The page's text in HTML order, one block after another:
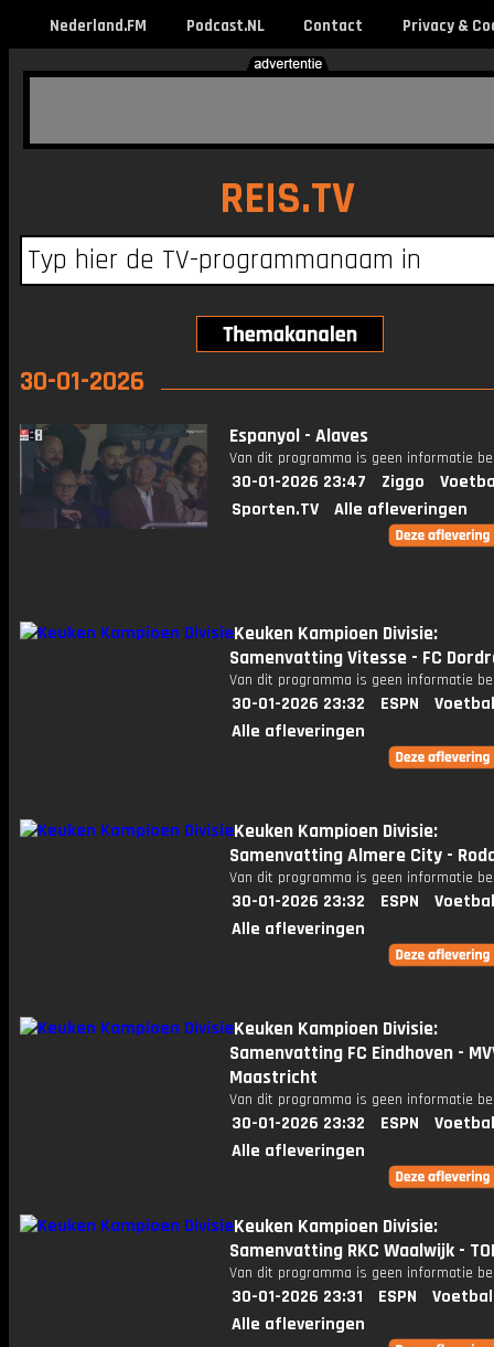
Nederland.FM Podcast.NL Contact Privacy &
REIS.TV
30-01-2026
Espanyol - Alaves
Van dit programma is geen informatie
30-01-2026 23:47 Ziggo
Sporten.TV
Alle afleveringen
Keuken Kampioen Divisie:
Samenvatting Vitesse - FC
Van dit programma is geen informatie
30-01-2026 23:32 ESPN
Alle afleveringen
Keuken Kampioen Divisie:
Samenvatting Almere City -
Van dit programma is geen informatie
30-01-2026 23:32 ESPN
Alle afleveringen
Keuken Kampioen Divisie:
Samenvatting FC Eindhoven -
Maastricht
Van dit programma is geen informatie
30-01-2026 23:32 ESPN
Alle afleveringen
Keuken Kampioen Divisie:
Samenvatting RKC Waalwijk -
Van dit programma is geen informatie
30-01-2026 23:31 ESPN
Alle afleveringen